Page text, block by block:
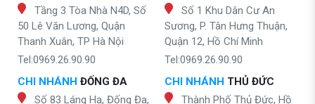
Tầng 3 Tòa Nhà N4D, Số
50 Lê Văn Lương, Quận
Thanh Xuân, TP Hà Nội
Tel:0969.26.90.90
CHI NHÁNH ĐỐNG ĐA
Số 83 Láng Hạ, Đống Đa,
Số 1 Khu Dân Cư An
Sương, P. Tân Hưng Thuận,
Quận 12, Hồ Chí Minh
Tel:0969.26.90.90
CHI NHÁNH THỦ ĐỨC
Thành Phố Thủ Đức, Hồ